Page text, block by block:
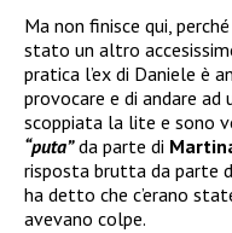
Ma non finisce qui,
stato un altro
pratica l’ex di Daniele è
provocare e di andare ad
scoppiata la lite e sono
“puta”da parte di
risposta brutta da parte
ha detto che c’erano
avevano colpe.